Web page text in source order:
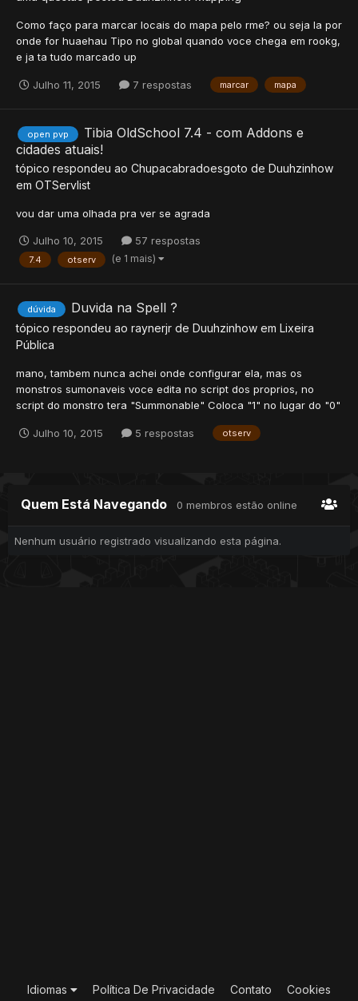
Como faço para marcar locais do mapa pelo rme? ou seja la por
onde for huaehau Tipo no global quando voce chega em rookg,
e ja ta tudo marcado up
Julho 11, 2015 7 respostas marcar mapa
open pvp
Tibia OldSchool 7.4 - com Addons e
cidades atuais!
tópico respondeu ao Chupacabradoesgoto de Duuhzinhow
em OTServlist
vou dar uma olhada pra ver se agrada
Julho 10, 2015 57 respostas
7.4 otserv (e 1 mais)
dúvida Duvida na Spell ?
tópico respondeu ao raynerjr de Duuhzinhow em Lixeira
Pública
mano, tambem nunca achei onde configurar ela, mas os
monstros sumonaveis voce edita no script dos proprios, no
script do monstro tera "Summonable" Coloca "1" no lugar do "0"
Julho 10, 2015 5 respostas otserv
Quem Está Navegando 0 membros estão online
Nenhum usuário registrado visualizando esta página.
Idiomas Política De Privacidade Contato Cookies